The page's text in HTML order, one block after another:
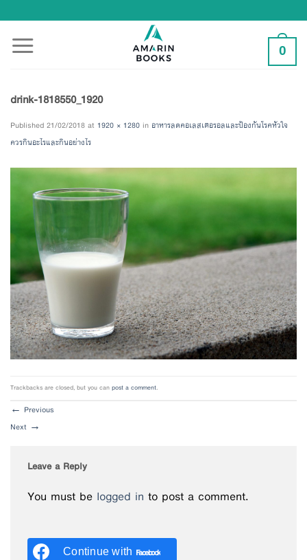
to
content
0
drink-1818550_1920
Published 21/02/2018 at 1920 × 1280 in อาหารลดคอเลสเตอรอลและป้องกันโรคหัวใจ
ควรกินอะไรและกินอย่างไร
Trackbacks are closed, but you canpost a comment.
← Previous
Next →
Leave a Reply
You must be logged in to post a comment.
Continue with Facebook